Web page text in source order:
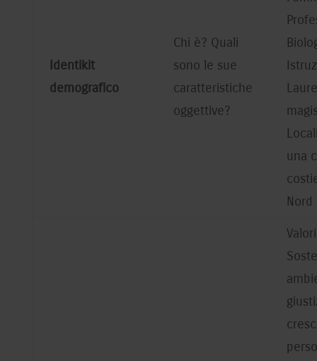
Identikit
demografico
Chi è? Quali
sono le sue
caratteristiche
oggettive?
una
Nord